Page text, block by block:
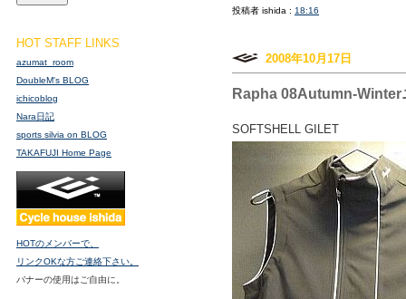
投稿者 ishida : 18:16
2008年10月17日
Rapha 08Autumn-Winter
SOFTSHELL GILET
HOT STAFF LINKS
azumat_room
DoubleM's BLOG
ichicoblog
Nara日記
sports silvia on BLOG
TAKAFUJI Home Page
HOTのメンバーで、
リンクOKな方ご連絡下さい。
バナーの使用はご自由に。